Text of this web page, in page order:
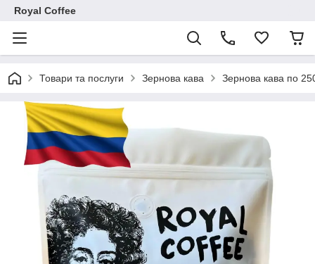
Royal Coffee
Товари та послуги Зернова кава Зернова кава по